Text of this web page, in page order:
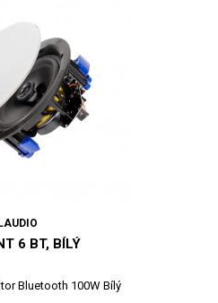
6 BT, BÍLÝ
Bluetooth 100W Bílý